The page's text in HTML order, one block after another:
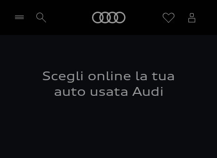
Scegli online la tua
auto usata Audi